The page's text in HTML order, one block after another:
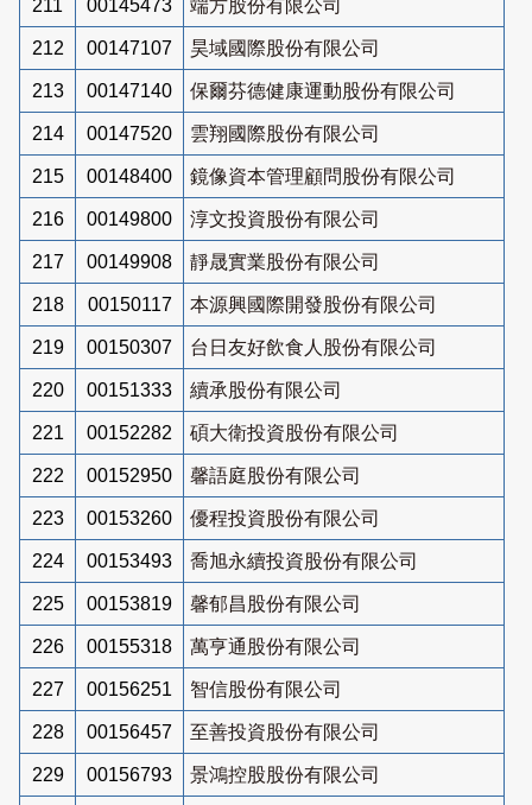
211 00145473 端方股份有限公司
212 00147107 昊域國際股份有限公司
213 00147140 保爾芬德健康運動股份有限公司
214 00147520 雲翔國際股份有限公司
215 00148400 鏡像資本管理顧問股份有限公司
216 00149800 淳文投資股份有限公司
217 00149908 靜晟實業股份有限公司
218 00150117 本源興國際開發股份有限公司
219 00150307 台日友好飲食人股份有限公司
220 00151333 續承股份有限公司
221 00152282 碩大衛投資股份有限公司
222 00152950 馨語庭股份有限公司
223 00153260 優程投資股份有限公司
224 00153493 喬旭永續投資股份有限公司
225 00153819 馨郁昌股份有限公司
226 00155318 萬亨通股份有限公司
227 00156251 智信股份有限公司
228 00156457 至善投資股份有限公司
229 00156793 景鴻控股股份有限公司